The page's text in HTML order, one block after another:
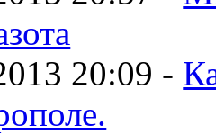
20:09 -